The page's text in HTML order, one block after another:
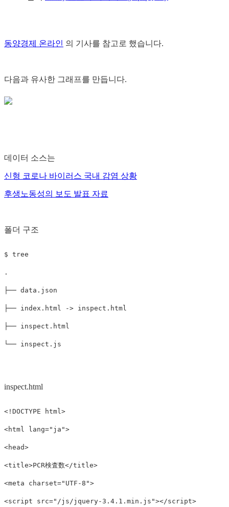
동양경제 온라인 의 기사를 참고로 했습니다.
다음과 유사한 그래프를 만듭니다.
데이터 소스는
신형 코로나 바이러스 국내 감염 상황
후생노동성의 보도 발표 자료
폴더 구조
$ tree
.
├── data.json
├── index.html -> inspect.html
├── inspect.html
inspect.html
<!DOCTYPE html>
<html lang="ja">
<head>
<title>PCR検査数</title>
<meta charset="UTF-8">
<script src="/js/jquery-3.4.1.min.js"></script>